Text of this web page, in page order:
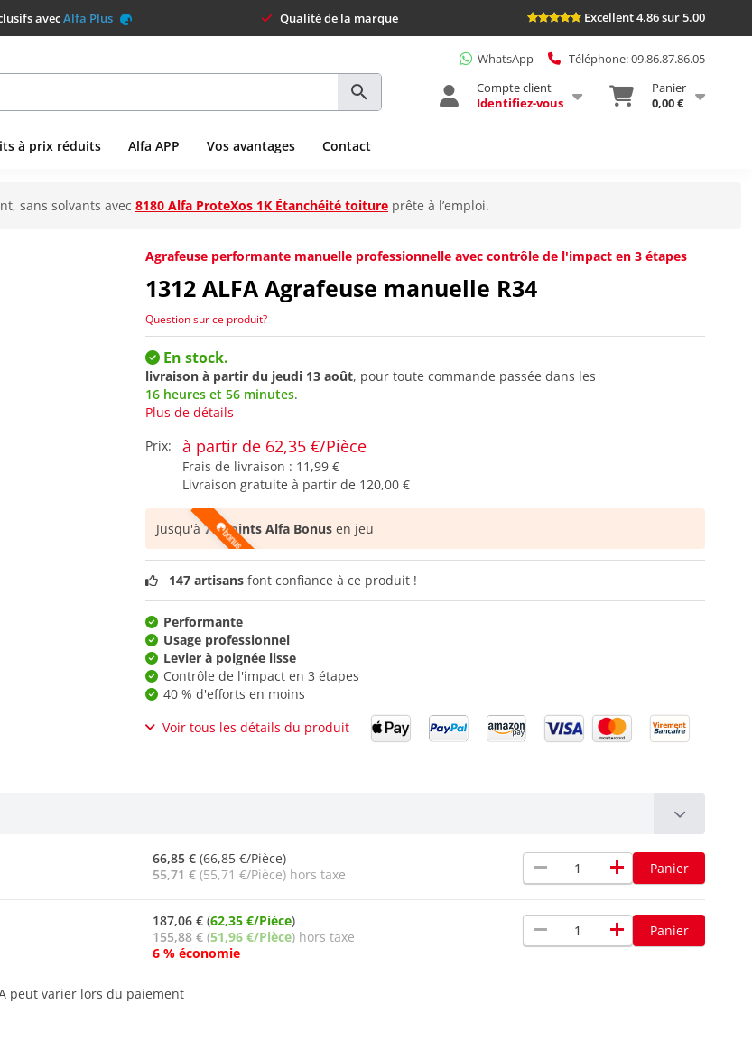
avecAlfa Plus Qualité de la marque Excellent 4.86 sur 5.00
WhatsApp
Téléphone: 09.86.87.86.05
Compte client
Identifiez-vous
Panier
0,00 €
à prix réduits Alfa APP Vos avantages Contact
sans solvants avec 8180 Alfa ProteXos 1K Étanchéité toiture prête à l’emploi.
Agrafeuse performante manuelle professionnelle avec contrôle de l'impact en 3 étapes
1312 ALFA Agrafeuse manuelle R34
Question sur ce produit?
En stock.
livraison à partir du jeudi 13 août, pour toute commande passée dans les
16 heures et 56 minutes.
Plus de détails
Prix:
à partir de 62,35 €/Pièce
Frais de livraison : 11,99 €
Livraison gratuite à partir de 120,00 €
Jusqu'à77 points Alfa Bonus en jeu
147 artisans font confiance à ce produit !
Performante
Usage professionnel
Levier à poignée lisse
Contrôle de l'impact en 3 étapes
40 % d'efforts en moins
Voir tous les détails du produit
66,85 € (66,85 €/Pièce)
55,71 € (55,71 €/Pièce) hors taxe remove add Panier
187,06 € (62,35 €/Pièce)
155,88 € (51,96 €/Pièce) hors taxe
6 % économie
remove add Panier
peut varier lors du paiement